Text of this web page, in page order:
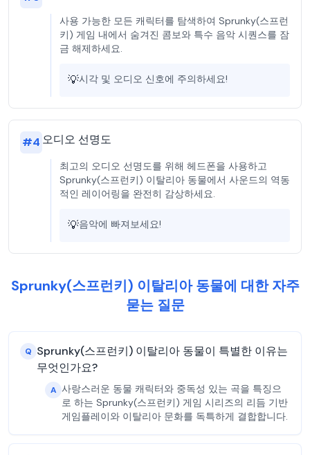
사용 가능한 모든 캐릭터를 탐색하여 Sprunky(스프런
키) 게임 내에서 숨겨진 콤보와 특수 음악 시퀀스를 잠
금 해제하세요.
💡시각 및 오디오 신호에 주의하세요!
#4 오디오 선명도
최고의 오디오 선명도를 위해 헤드폰을 사용하고
Sprunky(스프런키) 이탈리아 동물에서 사운드의 역동
적인 레이어링을 완전히 감상하세요.
💡음악에 빠져보세요!
Sprunky(스프런키) 이탈리아 동물에 대한 자주
묻는 질문
Q Sprunky(스프런키) 이탈리아 동물이 특별한 이유는
무엇인가요?
A 사랑스러운 동물 캐릭터와 중독성 있는 곡을 특징으
로 하는 Sprunky(스프런키) 게임 시리즈의 리듬 기반
게임플레이와 이탈리아 문화를 독특하게 결합합니다.